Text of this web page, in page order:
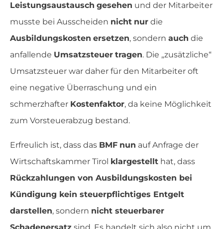
Leistungsaustausch gesehen und der Mitarbeiter
musste bei Ausscheiden nicht nur die
Ausbildungskosten ersetzen, sondern auch die
anfallende Umsatzsteuer tragen. Die „zusätzliche“
Umsatzsteuer war daher für den Mitarbeiter oft
eine negative Überraschung und ein
schmerzhafter Kostenfaktor, da keine Möglichkeit
zum Vorsteuerabzug bestand.
Erfreulich ist, dass das BMF nun auf Anfrage der
Wirtschaftskammer Tirol klargestellt hat, dass
Rückzahlungen von Ausbildungskosten bei
Kündigung kein steuerpflichtiges Entgelt
darstellen, sondern nicht steuerbarer